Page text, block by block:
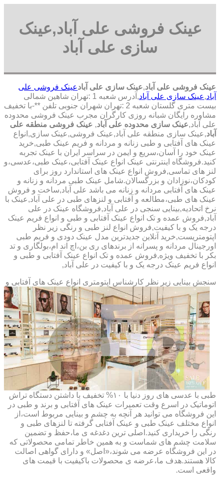
عینک فروشی علی آباد,عینک
سازی علی آباد
عینک فروشی علی آباد,عینک سازی علی آبادعینک فروشی علی
آباد,عینک سازی علی آباد
,آدرس شعبه 1 :تهران شاهین شمالی
بیست متری گلستان شعبه 2 :تهران شهران جنوبی تلفن **-با تخفیف
مشاوره رایگان شبانه روزی کارگران مجرب عینک فروشی محدوده
علی آباد,عینک سازی محدوده علی آباد, عینک فروشی منطقه علی
آباد,عینک سازی منطقه علی آباد,عینک فروشی,عینک سازی,انواع
عینک های آفتابی و طبی زنانه و مردانه و فریم عینک طبی,خرید
عینک خود را آسان،سریع و ایمن در سراسر ایران با عینک تجربه
کنید.فروشگاه اینترنتی عینک انواع عینک آفتابی،عینک طبی،عدسی،و
لنز های تماسی,فروش انواع عینک های استاندارد روز برای
کودکان،نوزادان و بزرگسالان.شامل عینک طبی مردانه و زنانه و
عینک های آفتابی مردانه و زنانه می باشد علی آباد,ساخت و فروش
عینک های طبی،مطالعه و آفتابی و لنزهای طبی در علی آباد,عینک با
نرخ اتحادیه,بینایی سنجی در علی آباد,فروشگاه عینک در علی
آباد,فروش عمده و تک انواع عینک آفتابی و طبی و انواع فریم عینک
درجه یک و با کیفیت,فروش انواع لنز طبی و رنگی زیر نظر
اپتومتریست,خرید آنلاین جدیدترین مدل عینک دودی و فریم طبی
اورجینال مردانه و پسرانه از برندهای ری بن،اچ اند ام،بولگاری و تد
بکر با تخفیف ویژه,فروش عمده و تک انواع عینک آفتابی و طبی و
انواع فریم عینک درجه یک و با کیفیت در علی آباد,
سنجش بینایی زیر نظر کارشناس اپتومتری انواع عینک های آفتابی و
طبی با عدسی های روز دنیا با ۱۰% تخفیف با داشتن دستگاه تراش
اتوماتیک در اسرع وقت تعمیرات عینک های آفتابی و برند و طبی در
این فروشگاه می توانید هر آنچه به چشم و بینایی مربوط است،از
انواع مختلف عینک طبی و عینک آفتابی گرفته تا لنزهای طبی و
رنگی را خریداری کنید.اصلی ترین دغدغه ی ما،حفظ و تضمین
سلامت چشم های شماست و به همین خاطر تمامی محصولاتی که
در این فروشگاه عرضه می شوند،«اصل» و دارای گواهی اصالت
کالا هستند.هدف ما،عرضه ی محصولات باکیفیت با قیمت های
واقعی است.